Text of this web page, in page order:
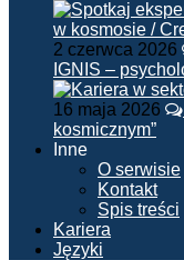
2 czerwca 2026
IGNIS –
16 maja 2026
kosmicznym”
Inne
O serwisie
Kontakt
Spis treści
Kariera
Języki